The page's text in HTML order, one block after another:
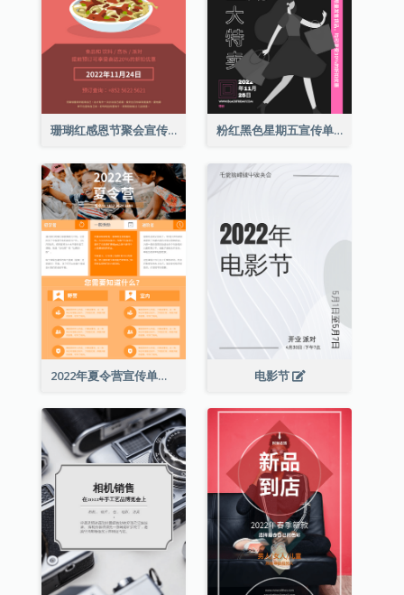
珊瑚红感恩节聚会宣传单张 粉红黑色星期五宣传单张
2022年夏令营宣传单张 电影节